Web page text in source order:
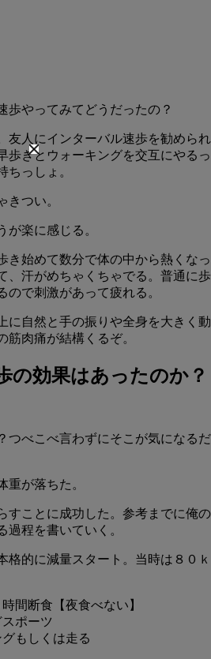
歩やってみてどうだったの？
友人にインターバル速歩を勧められ
歩きとウォーキングを交互にやるっ
ちっしょ。
きつい。
が楽に感じる。
き始めて数分で体の中から熱くなっ
、汗がめちゃくちゃでる。普通に歩
ので刺激があって疲れる。
に自然と手の振りや全身を大きく動
筋肉痛が結構くるぞ。
の効果はあったのか？
つべこべ言わずにそこが気になるだ
重が落ちた。
すことに成功した。参考までに俺の
過程を書いていく。
格的に減量スタート。当時は８０ｋ
間断食【夜食べない】
ポーツ
もしくは走る